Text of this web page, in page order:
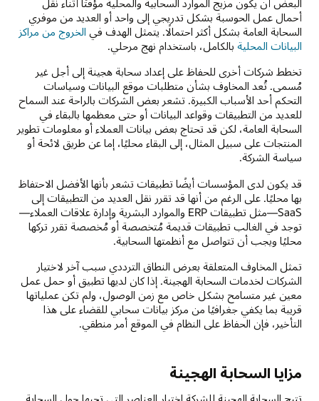
البعض أن يكون مزيج الموارد السحابية والمحلية مؤقتًا أثناء نقل
أحمال عمل الحوسبة بشكل تدريجي إلى واحد أو العديد من موفري
السحابة العامة بشكل أكثر احتمالًا. يتمثل الهدف في الخروج من مراكز
البيانات المحلية بالكامل، باستخدام نهج مرحلي.
تخطط شركات أخرى للحفاظ على إعداد سحابة هجينة إلى أجل غير
مُسمى. تُعد المخاوف بشأن متطلبات موقع البيانات وسياسات
التحكم أحد الأسباب الكبيرة. تشعر بعض الشركات بالراحة عند السماح
للعديد من التطبيقات وقواعد البيانات أو حتى معظمها بالبقاء في
السحابة العامة، لكن قد تحتاج بعض بيانات العملاء أو معلومات تطوير
المنتجات على سبيل المثال، إلى البقاء محليًا، إما عن طريق لائحة أو
سياسة الشركة.
قد يكون لدى المؤسسات أيضًا تطبيقات تشعر بأنها الأفضل الاحتفاظ
بها محليًا. على الرغم من أنها قد تقرر نقل العديد من التطبيقات إلى
SaaS—مثل تطبيقات ERP والموارد البشرية وإدارة علاقات العملاء—
توجد في الغالب تطبيقات قديمة مُتخصصة أو مُخصصة تقرر تركها
محليًا ويجب أن تتواصل مع أنظمتها السحابية.
تمثل المخاوف المتعلقة بعرض النطاق الترددي سبب آخر لاختيار
الشركات لخدمات السحابة الهجينة. إذا كان لديها تطبيق أو حمل عمل
معين غير متسامح بشكل خاص مع زمن الوصول، ولم تكن عملياتها
قريبة بما يكفي جغرافيًا من مركز بيانات سحابي للقضاء على هذا
التأخير، فإن الحفاظ على النظام في الموقع أمر منطقي.
مزايا السحابة الهجينة